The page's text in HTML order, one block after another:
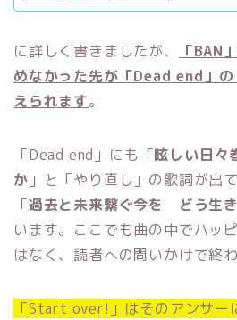
に詳しく書きましたが、
「BAN
めなかった先が「Dead end」
えられます。
「Dead end」にも「眩しい日
か 」と「やり直し」の歌詞が出
「過去と未来繋ぐ今を どう生
います。ここでも曲の中でハッ
はなく、読者への問いかけで終
「Start over!」はそのアンサー